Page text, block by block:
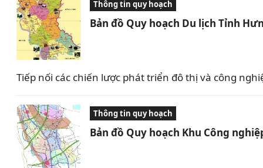
Thông tin quy hoạch
Bản đồ Quy hoạch Du lịch Tỉnh
Tiếp nối các chiến lược phát triển đô thị và công
Thông tin quy hoạch
Bản đồ Quy hoạch Khu Công